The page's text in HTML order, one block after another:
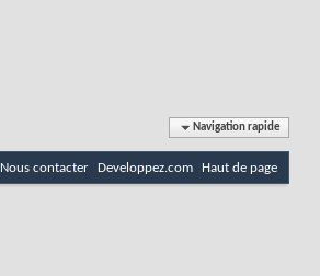
Navigation rapide
Nous contacter Developpez.com Haut de page